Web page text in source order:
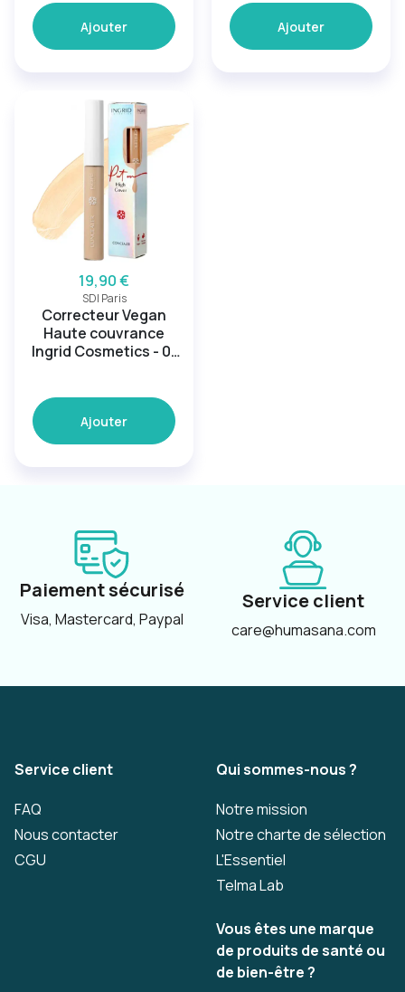
Ajouter Ajouter
19,90 €
SDI Paris
Correcteur Vegan
Haute couvrance
Ingrid Cosmetics - 01
Ajouter
Paiement sécurisé
Visa, Mastercard, Paypal
Service client
care@humasana.com
Service client
FAQ
Nous contacter
CGU
Qui sommes-nous ?
Notre mission
Notre charte de sélection
L'Essentiel
Telma Lab
Vous êtes une marque
de produits de santé ou
de bien-être ?